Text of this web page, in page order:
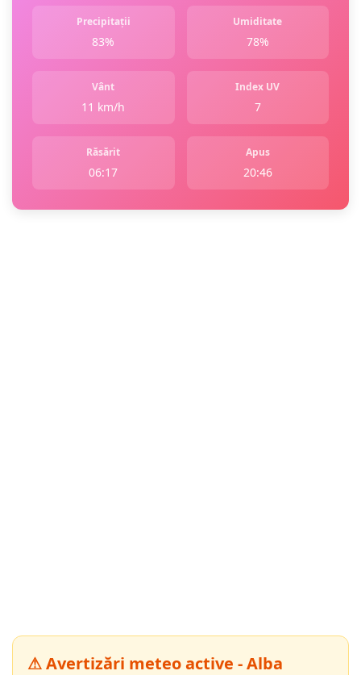
Precipitații
83%
Umiditate
78%
Vânt
11 km/h
Index UV
7
Răsărit
06:17
Apus
20:46
⚠ Avertizări meteo active - Alba